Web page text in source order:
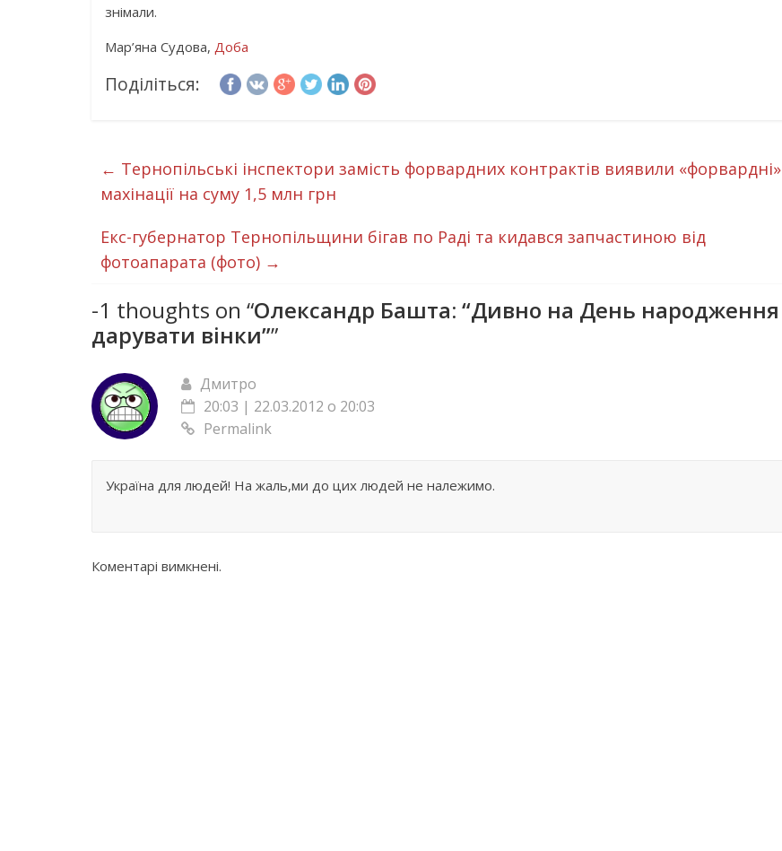
знімали.
Мар’яна Судова, Доба
Поділіться:
← Тернопільські інспектори замість форвардних контрактів виявили «форвардні»
махінації на суму 1,5 млн грн
Екс-губернатор Тернопільщини бігав по Раді та кидався запчастиною від
фотоапарата (фото) →
-1 thoughts on “Олександр Башта: “Дивно на День народження
дарувати вінки””
Дмитро
20:03 | 22.03.2012 о 20:03
Permalink
Україна для людей! На жаль,ми до цих людей не належимо.
Коментарі вимкнені.